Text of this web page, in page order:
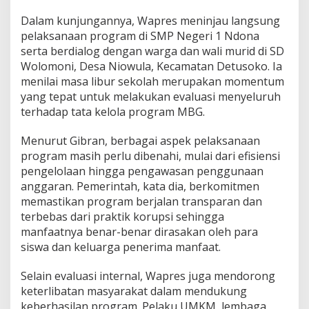
a
d
i
P
r
o
r
i
a
s
U
t
a
m
a
Dalam kunjungannya, Wapres meninjau langsung
pelaksanaan program di SMP Negeri 1 Ndona
serta berdialog dengan warga dan wali murid di SD
Wolomoni, Desa Niowula, Kecamatan Detusoko. Ia
menilai masa libur sekolah merupakan momentum
yang tepat untuk melakukan evaluasi menyeluruh
terhadap tata kelola program MBG.
Menurut Gibran, berbagai aspek pelaksanaan
program masih perlu dibenahi, mulai dari efisiensi
pengelolaan hingga pengawasan penggunaan
anggaran. Pemerintah, kata dia, berkomitmen
memastikan program berjalan transparan dan
terbebas dari praktik korupsi sehingga
manfaatnya benar-benar dirasakan oleh para
siswa dan keluarga penerima manfaat.
Selain evaluasi internal, Wapres juga mendorong
keterlibatan masyarakat dalam mendukung
keberhasilan program. Pelaku UMKM, lembaga